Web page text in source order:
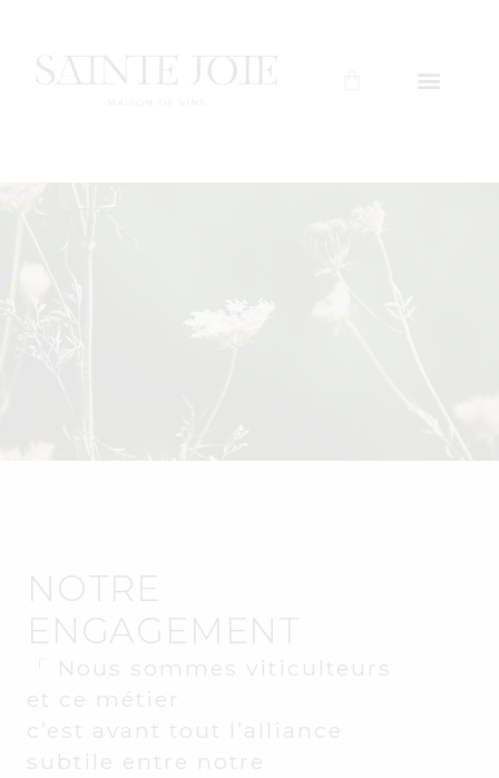
NOTRE
ENGAGEMENT
Nous sommes viticulteurs
et ce métier
c’est avant tout l’alliance
subtile entre notre